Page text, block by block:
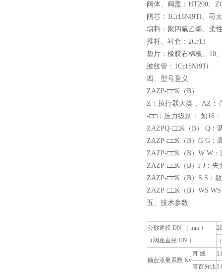
阀体、阀盖：HT200、
阀芯：1Cr18Ni9Ti、司
填料：聚四氟乙烯、柔
推杆、衬套：2Cr13
垫片：橡胶石棉板、10
波纹管：1Cr18Ni9Ti
四、型号意义
ZAZP-□□K（B）
Z：执行器大类， AZ：
-□□：压力级别： 如16
ZAZPQ-□□K（B） Q：
ZAZP-□□K（B）G G：
ZAZP-□□K（B）W W：
ZAZP-□□K（B）J J：夹
ZAZP-□□K（B）S S：
ZAZP-□□K（B）WS
五、技术参数
公称通径 DN （ mm ）
（阀座直径 DN ）
20
额定流量系数 Kv
直 线
等百分比